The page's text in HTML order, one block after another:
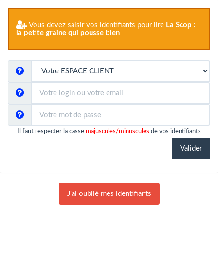
Vous devez saisir vos identifiants pour lire La Scop :
la petite graine qui pousse bien
Il faut respecter la casse majuscules/minuscules de vos identifiants
J'ai oublié mes identifiants